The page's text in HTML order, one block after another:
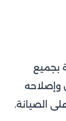
بجميع
وإصلاحه
الصيانة.